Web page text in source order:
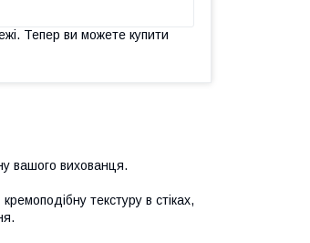
Тепер ви можете купити
вашого вихованця.
текстуру в стіках,